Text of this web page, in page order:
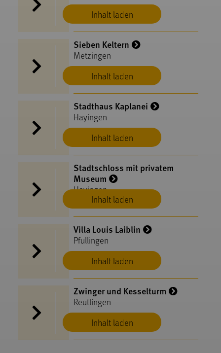
Inhalt laden
Inhalt laden
Sieben Keltern
Metzingen
Inhalt laden
Stadthaus Kaplanei
Hayingen
Inhalt laden
Stadtschloss mit privatem
Museum
Hayingen
Inhalt laden
Villa Louis Laiblin
Pfullingen
Inhalt laden
Zwinger und Kesselturm
Reutlingen